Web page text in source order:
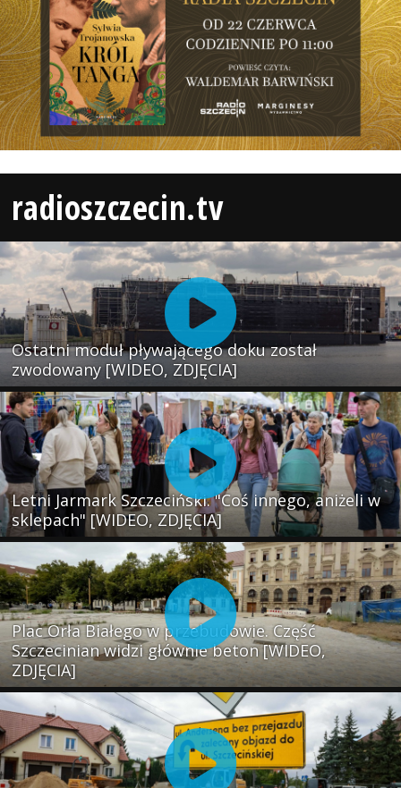
radioszczecin.tv
Ostatni moduł pływającego doku został
zwodowany [WIDEO, ZDJĘCIA]
Letni Jarmark Szczeciński. "Coś innego, aniżeli w
sklepach" [WIDEO, ZDJĘCIA]
Plac Orła Białego w przebudowie. Część
Szczecinian widzi głównie beton [WIDEO,
ZDJĘCIA]